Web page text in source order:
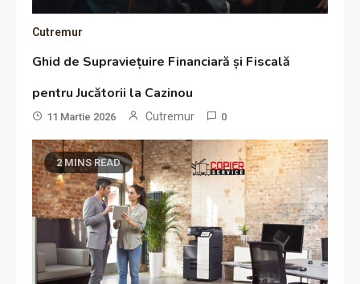
Cutremur
Ghid de Supraviețuire Financiară și Fiscală
pentru Jucătorii la Cazinou
11 Martie 2026 Cutremur 0
2 MINS READ